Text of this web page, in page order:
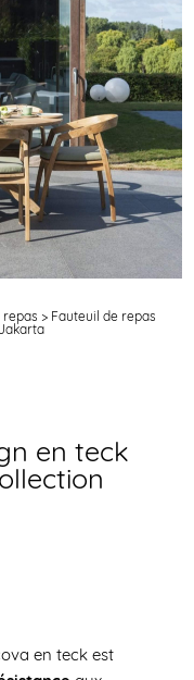
repas > Fauteuil de repas
en teck
en teck est